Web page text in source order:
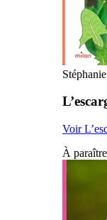
Voir
À paraître